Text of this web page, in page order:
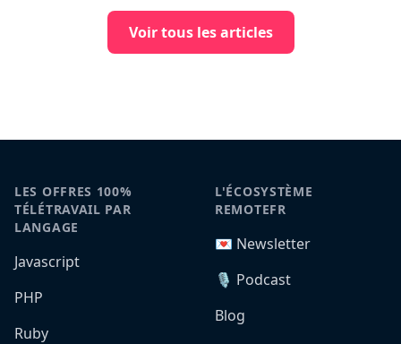
Voir tous les articles
LES OFFRES 100%
TÉLÉTRAVAIL PAR
LANGAGE
Javascript
PHP
Ruby
L'ÉCOSYSTÈME
REMOTEFR
💌 Newsletter
🎙️ Podcast
Blog